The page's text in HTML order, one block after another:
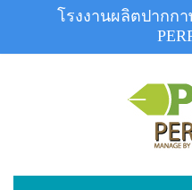
โรงงานผลิตปากก